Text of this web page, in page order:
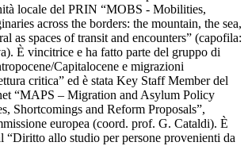
locale del PRIN “MOBS - Mobilities,
across the borders: the mountain, the sea,
as spaces of transit and encounters” (capofila:
È vincitrice e ha fatto parte del gruppo di
Capitalocene e migrazioni
critica” ed è stata Key Staff Member del
“MAPS – Migration and Asylum Policy
Shortcomings and Reform Proposals”,
europea (coord. prof. G. Cataldi). È
“Diritto allo studio per persone provenienti da